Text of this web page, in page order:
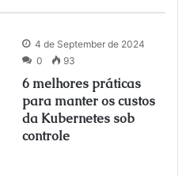
4 de September de 2024
0
93
6 melhores práticas
para manter os custos
da Kubernetes sob
controle